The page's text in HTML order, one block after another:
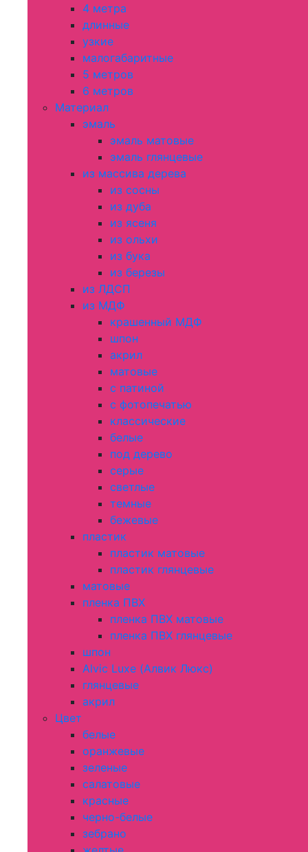
4 метра
длинные
узкие
малогабаритные
5 метров
6 метров
Материал
эмаль
эмаль матовые
эмаль глянцевые
из массива дерева
из сосны
из дуба
из ясеня
из ольхи
из бука
из березы
из ЛДСП
из МДФ
крашенный МДФ
шпон
акрил
матовые
с патиной
с фотопечатью
классические
белые
под дерево
серые
светлые
темные
бежевые
пластик
пластик матовые
пластик глянцевые
матовые
пленка ПВХ
пленка ПВХ матовые
пленка ПВХ глянцевые
шпон
Alvic Luxe (Алвик Люкс)
глянцевые
акрил
Цвет
белые
оранжевые
зеленые
салатовые
красные
черно-белые
зебрано